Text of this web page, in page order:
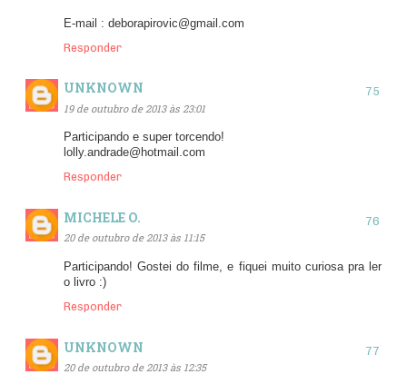
E-mail : deborapirovic@gmail.com
Responder
UNKNOWN
19 de outubro de 2013 às 23:01
Participando e super torcendo!
lolly.andrade@hotmail.com
Responder
MICHELE O.
20 de outubro de 2013 às 11:15
Participando! Gostei do filme, e fiquei muito curiosa pra ler
o livro :)
Responder
UNKNOWN
20 de outubro de 2013 às 12:35